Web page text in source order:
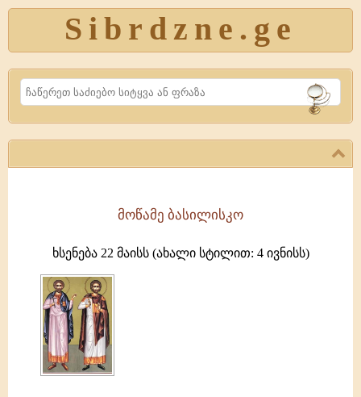
Sibrdzne.ge
Search
ვასილისკო
(308)
წმიდა
დიდმოწამე
თეოდორე
ტირონის
მოწამე ბასილისკო
ხსენება 22 მაისს (ახალი სტილით: 4 ივნისს)